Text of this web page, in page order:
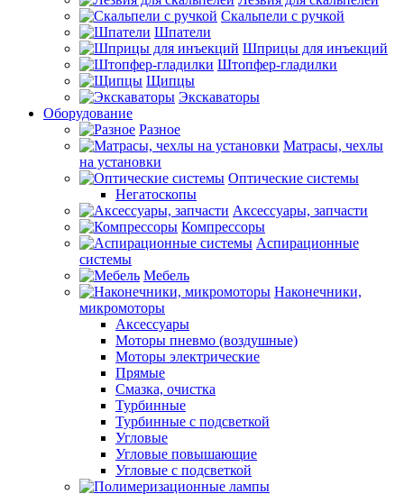
Скальпели с ручкой
Шпатели
Шприцы для инъекций
Штопфер-гладилки
Щипцы
Экскаваторы
Оборудование
Разное
Матрасы, чехлы
на установки
Оптические системы
Негатоскопы
Аксессуары, запчасти
Компрессоры
Аспирационные
системы
Мебель
Наконечники,
микромоторы
Аксессуары
Моторы пневмо (воздушные)
Моторы электрические
Прямые
Смазка, очистка
Турбинные
Турбинные с подсветкой
Угловые
Угловые повышающие
Угловые с подсветкой